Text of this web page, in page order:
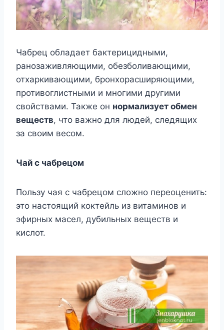
Чабрец обладает бактерицидными,
ранозаживляющими, обезболивающими,
отхаркивающими, бронхорасширяющими,
противоглистными и многими другими
свойствами. Также он нормализует обмен
веществ, что важно для людей, следящих
за своим весом.
Чай с чабрецом
Пользу чая с чабрецом сложно переоценить:
это настоящий коктейль из витаминов и
эфирных масел, дубильных веществ и
кислот.